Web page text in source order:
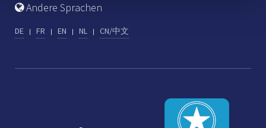
Andere Sprachen
DE FR EN NL CN/中文